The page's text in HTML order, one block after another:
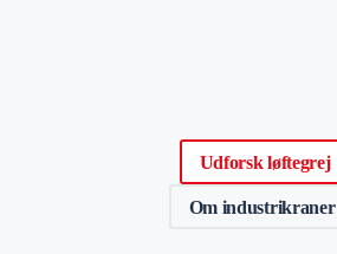
Udforsk løftegrej
Om industrikraner